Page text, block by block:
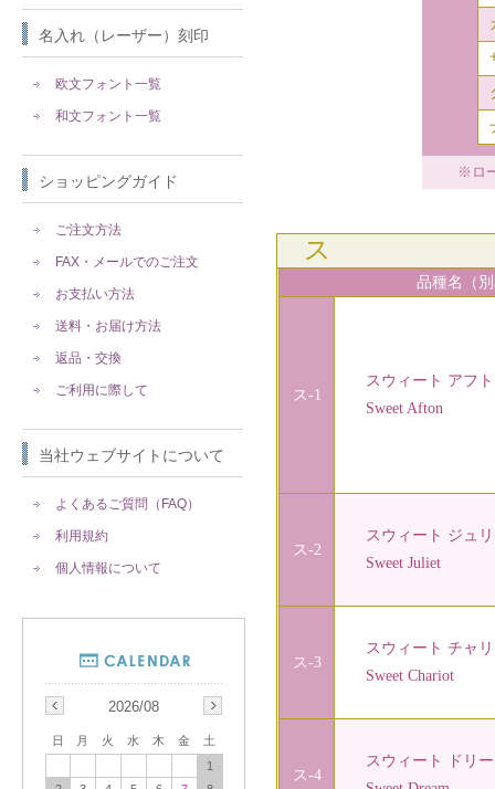
※ロ
ス
品種名（別
ス-1
スウィート アフト
Sweet Afton
ス-2
スウィート ジュリ
Sweet Juliet
ス-3
スウィート チャリ
Sweet Chariot
ス-4
スウィート ドリー
名入れ（レーザー）刻印
欧文フォント一覧
和文フォント一覧
ショッピングガイド
ご注文方法
FAX・メールでのご注文
お支払い方法
送料・お届け方法
返品・交換
ご利用に際して
当社ウェブサイトについて
よくあるご質問（FAQ）
利用規約
個人情報について
2026/08
日 月 火 水 木 金
土
1